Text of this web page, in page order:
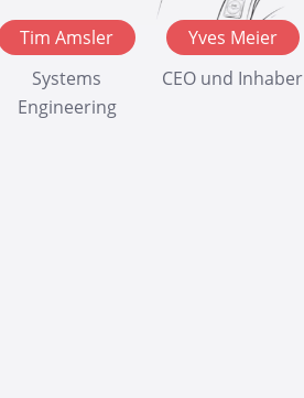
Tim Amsler
Systems
Engineering
Yves Meier
CEO und Inhaber